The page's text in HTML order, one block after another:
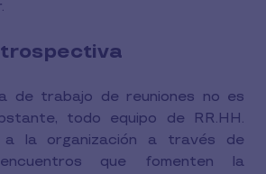
de trabajo de reuniones no es
todo equipo de RR.HH.
a la organización a través de
que fomenten la